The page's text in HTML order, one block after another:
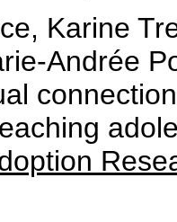
Karine
Andrée